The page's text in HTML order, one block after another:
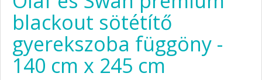
blackout sötétítő
gyerekszoba függöny -
140 cm x 245 cm